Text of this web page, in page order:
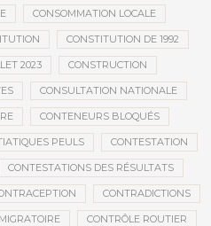
CONSOMMATION LOCALE
CONSTITUTION DE 1992
2023 CONSTRUCTION
CONSULTATION NATIONALE
CONTENEURS BLOQUÉS
PEULS CONTESTATION
CONTESTATIONS DES RÉSULTATS
CONTRADICTIONS
CONTRÔLE ROUTIER